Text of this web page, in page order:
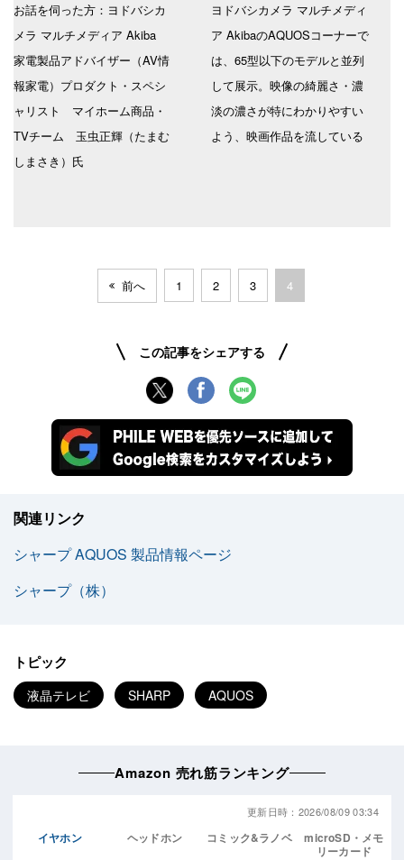
お話を伺った方：ヨドバシカ
メラ マルチメディア Akiba
家電製品アドバイザー（AV情
報家電）プロダクト・スペシ
ャリスト マイホーム商品・
TVチーム 玉虫正輝（たまむ
しまさき）氏
ヨドバシカメラ マルチメディ
ア AkibaのAQUOSコーナーで
は、65型以下のモデルと並列
して展示。映像の綺麗さ・濃
淡の濃さが特にわかりやすい
よう、映画作品を流している
前へ 1 2 3 4
この記事をシェアする
関連リンク
シャープ AQUOS 製品情報ページ
シャープ（株）
トピック
液晶テレビ SHARP AQUOS